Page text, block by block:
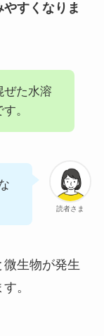
すくなりま
ぜた水溶
。
読者さま
生物が発生
。